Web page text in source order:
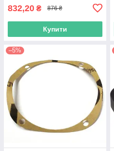
832,20 ₴ 876 ₴
Купити
–5%